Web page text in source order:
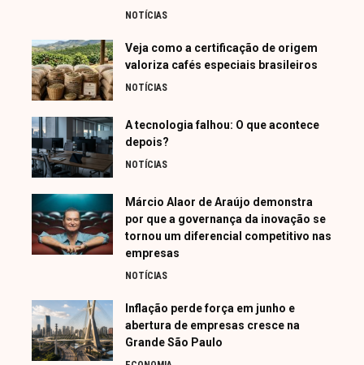
NOTÍCIAS
Veja como a certificação de origem
valoriza cafés especiais brasileiros
NOTÍCIAS
A tecnologia falhou: O que acontece
depois?
NOTÍCIAS
Márcio Alaor de Araújo demonstra
por que a governança da inovação se
tornou um diferencial competitivo nas
empresas
NOTÍCIAS
Inflação perde força em junho e
abertura de empresas cresce na
Grande São Paulo